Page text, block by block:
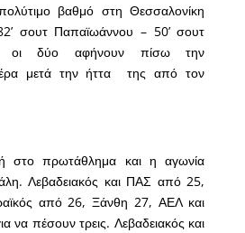
βαθμό στη Θεσσαλονίκη
σουτ Παπαϊωάννου – 50’ σουτ
οι δύο αφήνουν πίσω την
μετά την ήττα της από τον
στο πρωτάθλημα και η αγωνία
Λεβαδειακός και ΠΑΣ από 25,
από 26, Ξάνθη 27, ΑΕΛ και
να πέσουν τρεις. Λεβαδειακός και